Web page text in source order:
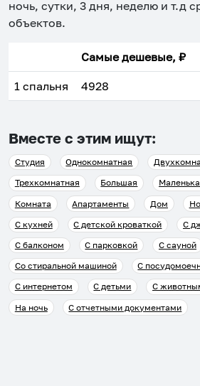
ночь, сутки, 3 дня, неделю и т.д
объектов.
Самые дешевые, ₽
1 спальня 4928
Вместе с этим ищут:
Студия Однокомнатная
Трехкомнатная
Большая
Комната
Апартаменты Дом
С кухней
С детской кроваткой С
С балконом
С парковкой С сауной
Со стиральной машиной
С
С интернетом
С детьми С
На ночь
С отчетными документами